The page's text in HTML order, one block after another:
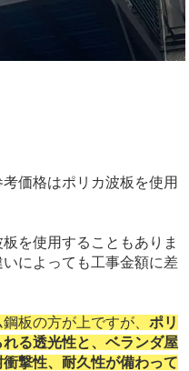
価格はポリカ波板を使用
板を使用することもありま
によっても工事金額に差
板の方が上ですが、ポリ
る透光性と、ベランダ屋
撃性、耐久性が備わって